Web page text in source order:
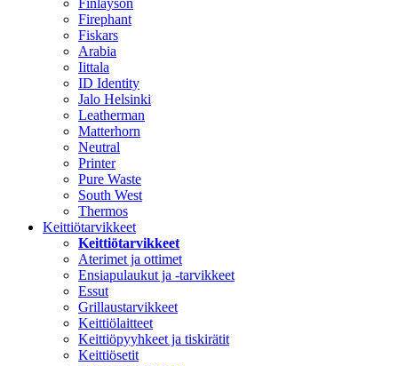
Finlayson
Firephant
Fiskars
Arabia
Iittala
ID Identity
Jalo Helsinki
Leatherman
Matterhorn
Neutral
Printer
Pure Waste
South West
Thermos
Keittiötarvikkeet
Keittiötarvikkeet
Aterimet ja ottimet
Ensiapulaukut ja -tarvikkeet
Essut
Grillaustarvikkeet
Keittiölaitteet
Keittiöpyyhkeet ja tiskirätit
Keittiösetit